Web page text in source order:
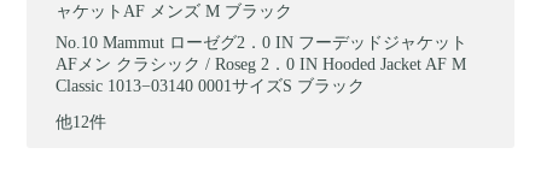
ャケットAF メンズ M ブラック
Mammut ローゼグ2．0 IN フーデッドジャケット
AFメン クラシック / Roseg 2．0 IN Hooded Jacket AF M
Classic 1013−03140 0001サイズS ブラック
他12件